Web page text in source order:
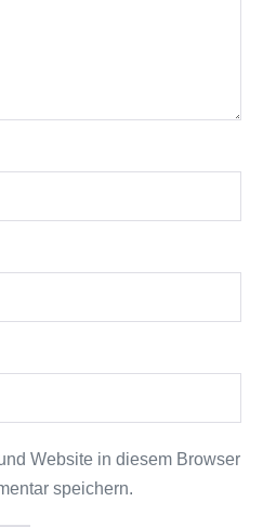
Website in diesem Browser
speichern.